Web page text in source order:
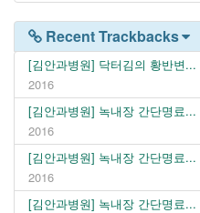
Recent Trackbacks
[김안과병원] 닥터김의 황반변...
2016
[김안과병원] 녹내장 간단명료...
2016
[김안과병원] 녹내장 간단명료...
2016
[김안과병원] 녹내장 간단명료...